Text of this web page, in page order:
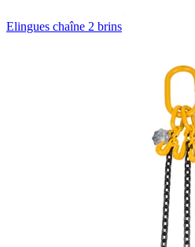
Elingues chaîne 2 brins